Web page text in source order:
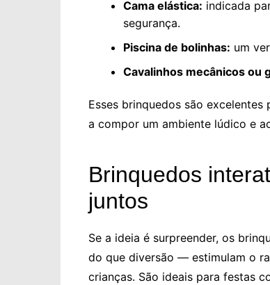
Cama elástica: indicada
segurança.
Piscina de bolinhas: um
Cavalinhos mecânicos ou
Esses brinquedos são
a compor um ambiente lúdico e
Brinquedos
juntos
Se a ideia é surpreender, os
do que diversão — estimulam o
crianças. São ideais para festas